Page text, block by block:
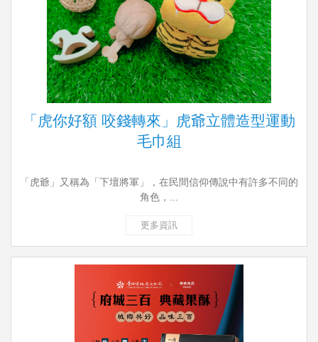
「虎你好額 咬錢轉來」虎爺立體造型運動
毛巾組
「虎爺」又稱為「下壇將軍」，在民間信仰傳說中有許多不同的
角色，...
更多資訊